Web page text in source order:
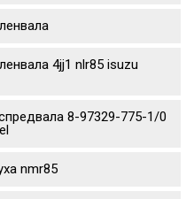
4jj1 nlr85 isuzu
8-97329-775-1/0
nmr85